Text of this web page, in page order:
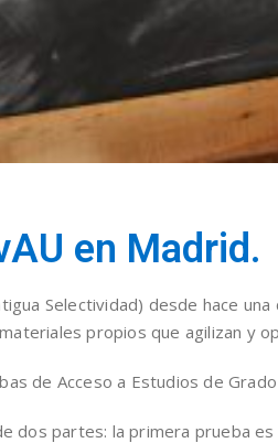
en Madrid.
Selectividad) desde hace
propios que agilizan y
de Acceso a Estudios de
dos partes: la primera prueba